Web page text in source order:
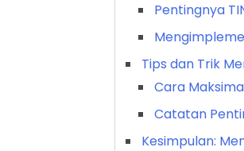
Pentingnya
Tips dan Trik
Cara
Catatan
Kesimpulan: